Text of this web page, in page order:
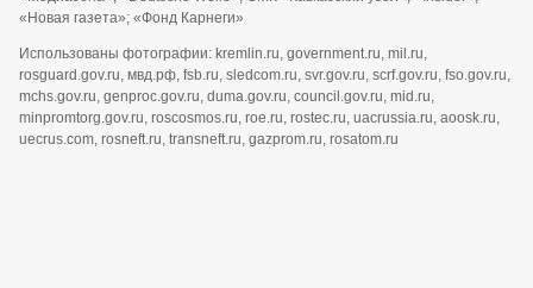
«Новая газета»; «Фонд Карнеги»
Использованы фотографии: kremlin.ru, government.ru, mil.ru,
rosguard.gov.ru, мвд.рф, fsb.ru, sledcom.ru, svr.gov.ru, scrf.gov.ru, fso.gov.ru,
mchs.gov.ru, genproc.gov.ru, duma.gov.ru, council.gov.ru, mid.ru,
minpromtorg.gov.ru, roscosmos.ru, roe.ru, rostec.ru, uacrussia.ru, aoosk.ru,
uecrus.com, rosneft.ru, transneft.ru, gazprom.ru, rosatom.ru